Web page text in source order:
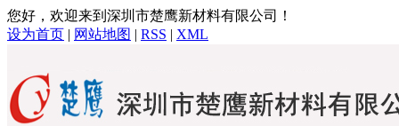
您好，欢迎来到深圳市楚鹰新材料有限公司！
设为首页 | 网站地图 | RSS | XML